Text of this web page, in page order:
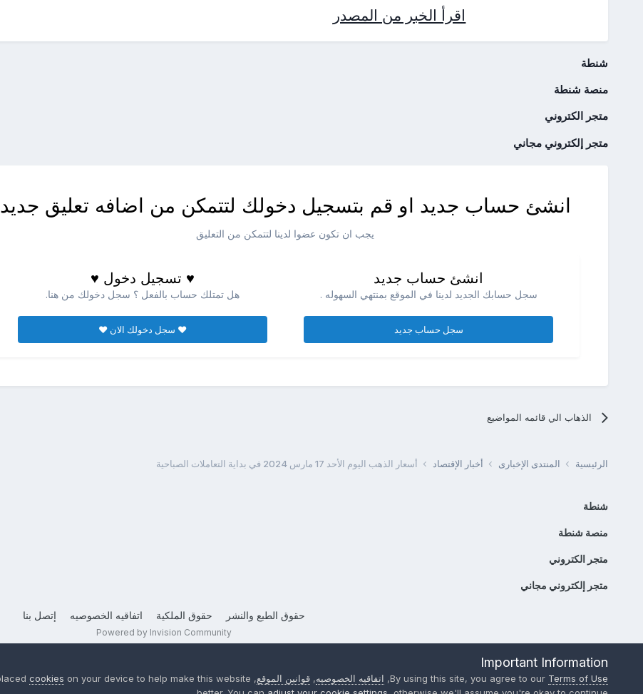
اقرأ الخبر من المصدر
شنطة
منصة شنطة
متجر الكتروني
متجر إلكتروني مجاني
انشئ حساب جديد او قم بتسجيل دخولك لتتمكن من اضافه تعليق جديد
يجب ان تكون عضوا لدينا لتتمكن من التعليق
انشئ حساب جديد
سجل حسابك الجديد لدينا في الموقع بمنتهي السهوله .
سجل حساب جديد
♥ تسجيل دخول ♥
هل تمتلك حساب بالفعل ؟ سجل دخولك من هنا.
♥ سجل دخولك الان ♥
الذهاب الي قائمه المواضيع
الرئيسية المنتدى الإخبارى أخبار الإقتصاد أسعار الذهب اليوم الأحد 17 مارس 2024 في بداية التعاملات الصباحية
شنطة
منصة شنطة
متجر الكتروني
متجر إلكتروني مجاني
حقوق الطبع والنشر حقوق الملكية اتفاقيه الخصوصيه إتصل بنا
Powered by Invision Community
Important Information
By using this site, you agree to our Terms of Use
, اتفاقيه الخصوصيه, قوانين الموقع, We have placed
cookies on your device to help make this website